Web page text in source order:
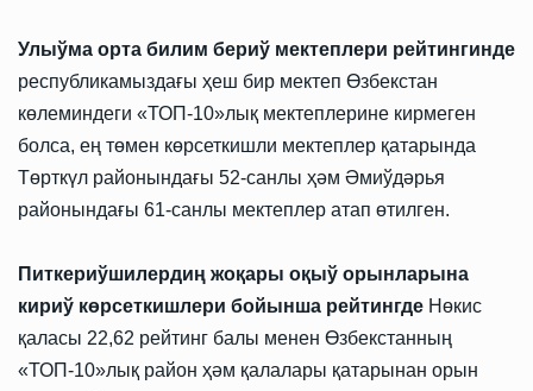
Улыўма орта билим бериў мектеплери рейтингинде
республикамыздағы ҳеш бир мектеп Өзбекстан
көлеминдеги «ТОП-10»лық мектеплерине кирмеген
болса, ең төмен көрсеткишли мектеплер қатарында
Төрткүл районындағы 52-санлы ҳәм Әмиўдәрья
районындағы 61-санлы мектеплер атап өтилген.
Питкериўшилердиң жоқары оқыў орынларына
кириў көрсеткишлери бойынша рейтингде Нөкис
қаласы 22,62 рейтинг балы менен Өзбекстанның
«ТОП-10»лық район ҳәм қалалары қатарынан орын